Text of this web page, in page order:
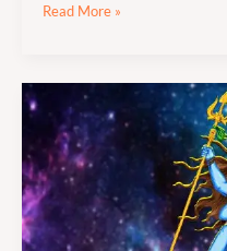
Read More »
शिव
तांडव
स्तोत्र |
Rachit